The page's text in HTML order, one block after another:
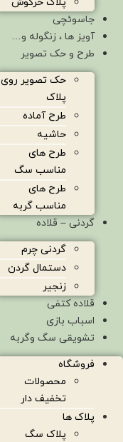
جاسوئچی
آویز ها ، زنگوله و…
طرح و حک تصویر
حک تصویر روی
پلاک
طرح آماده
حاشیه
طرح های
مناسب سگ
طرح های
مناسب گربه
گردنی – قلاده
گردنی چرم
دستمال گردن
زنجیر
قلاده کتفی
اسباب بازی
تشویقی سگ وگربه
فروشگاه
محصولات
تخفیف دار
پلاک ها
پلاک سگ